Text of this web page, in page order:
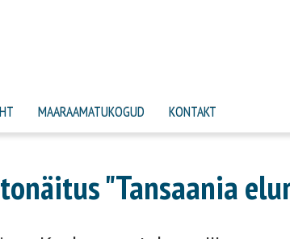
MAARAAMATUKOGUD KONTAKT
"Tansaania